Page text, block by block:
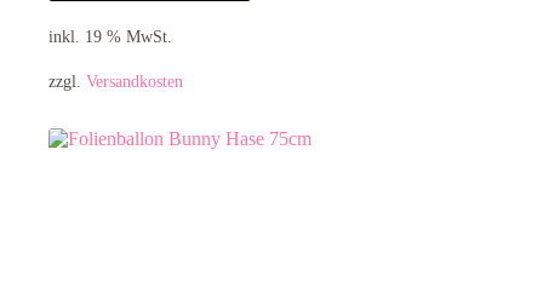
inkl. 19 % MwSt.
zzgl. Versandkosten